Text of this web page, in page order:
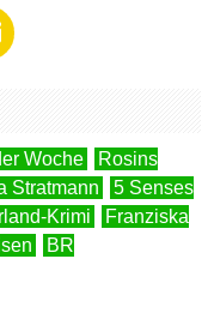
Woche
Rosins
Stratmann
5 Senses
Irland-Krimi
Franziska
BR